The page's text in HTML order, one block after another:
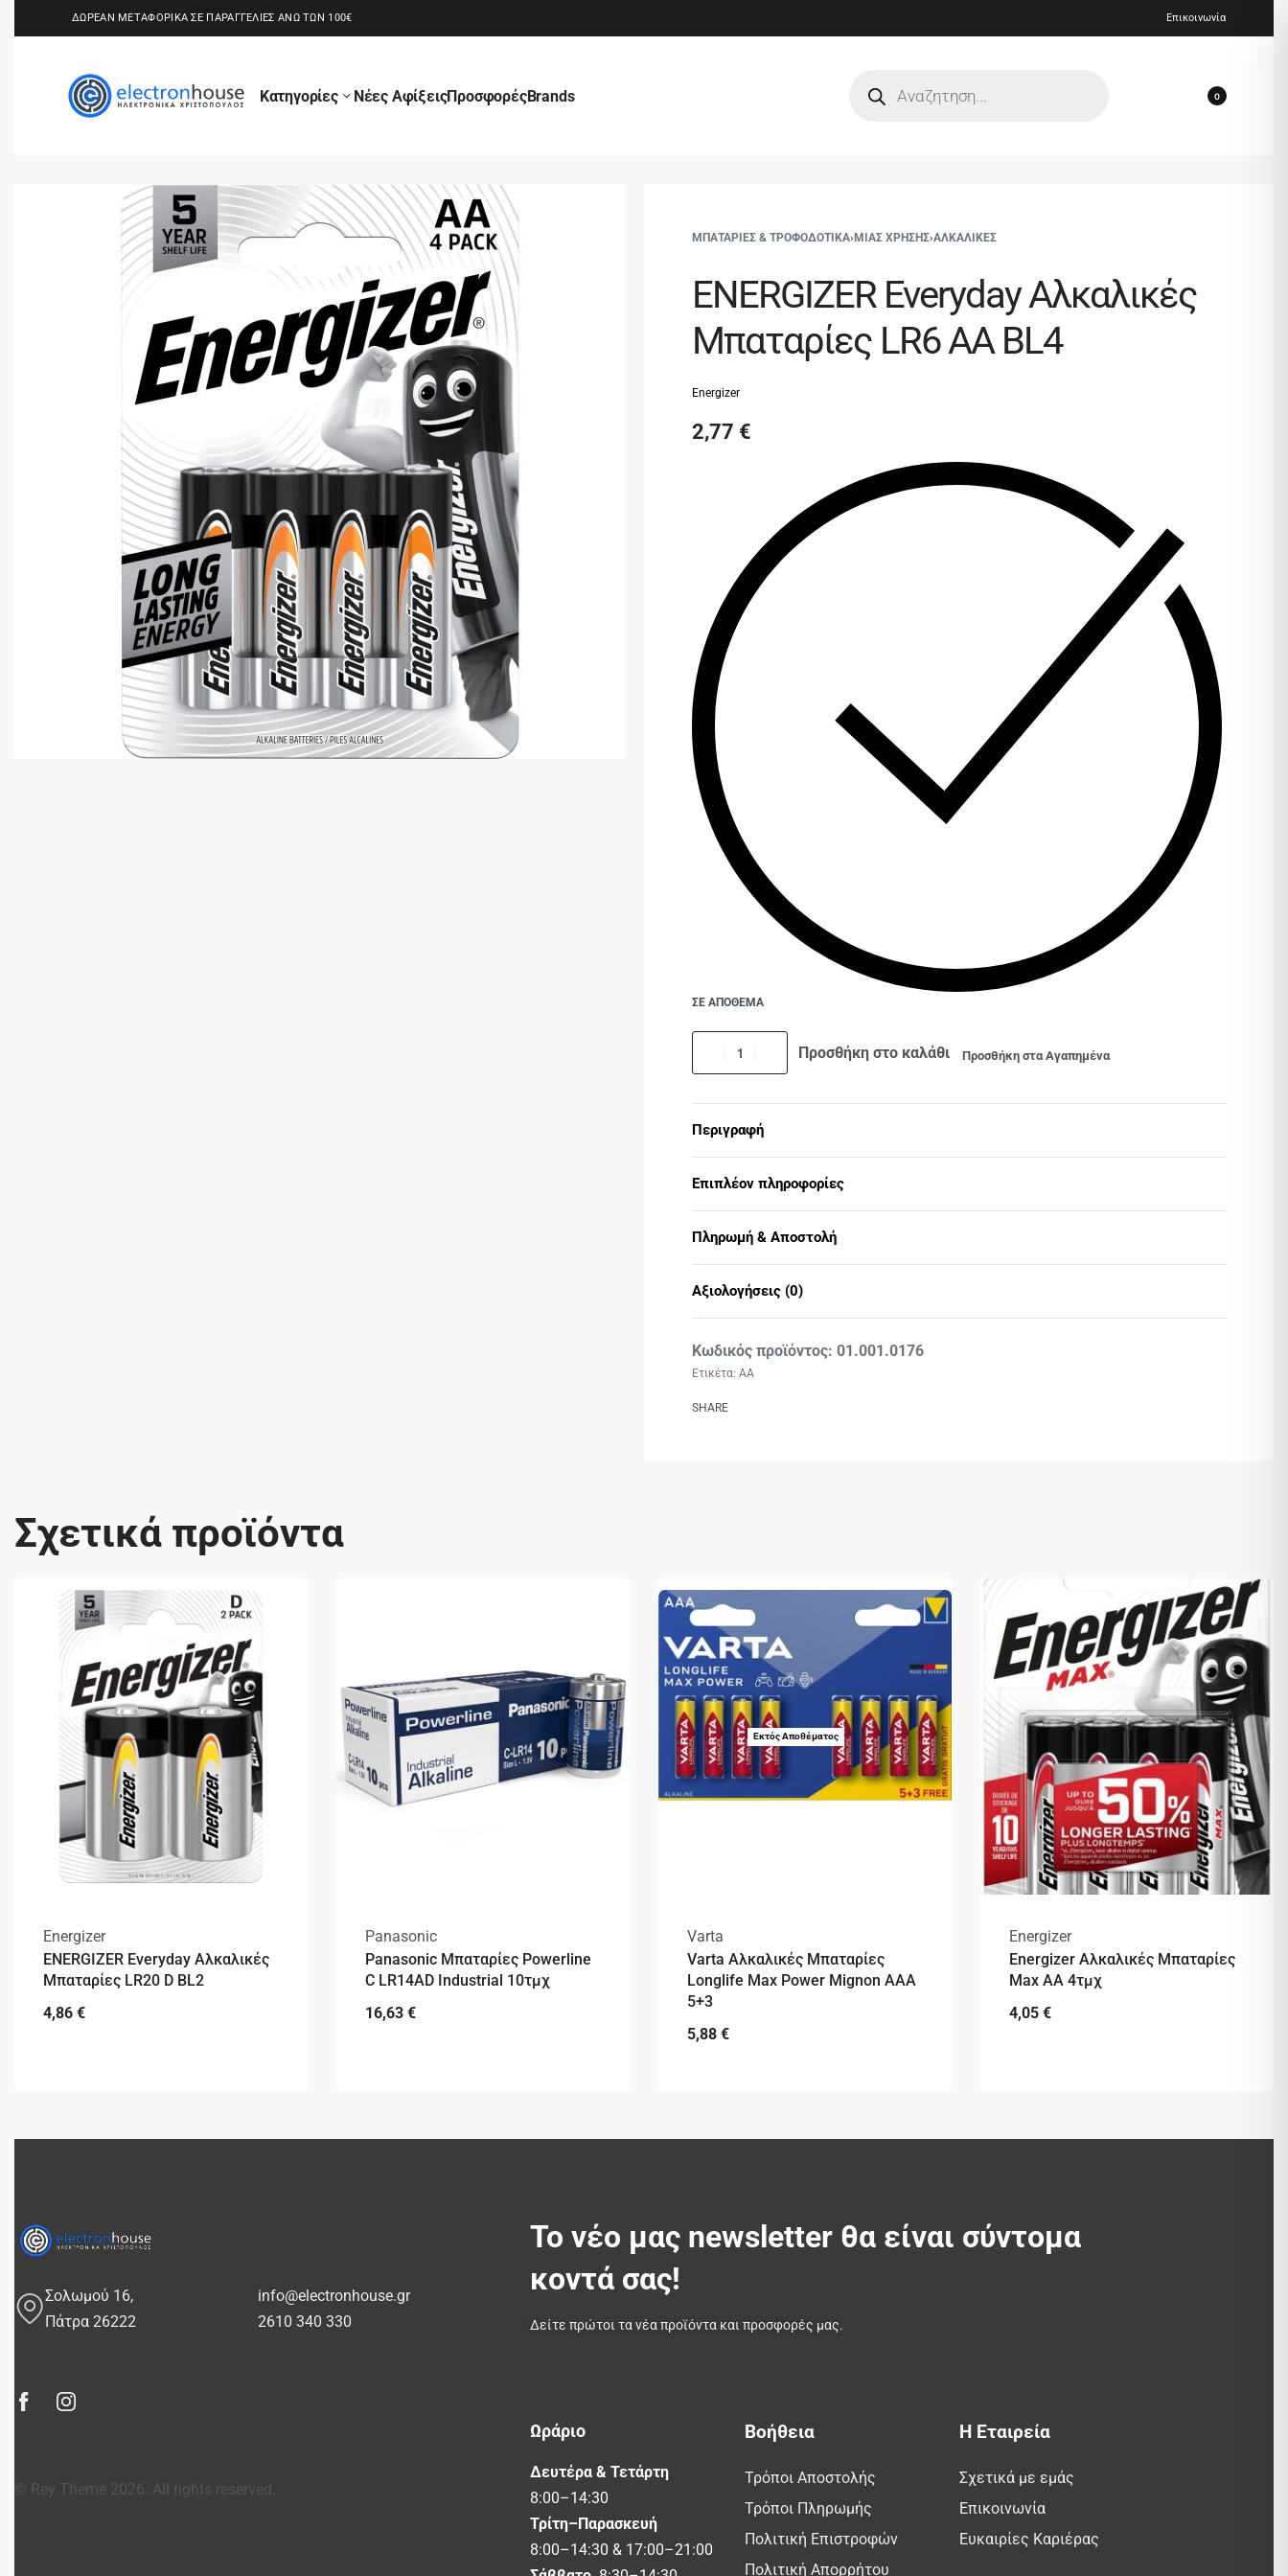
ΔΩΡΕΑΝ ΜΕΤΑΦΟΡΙΚΑ ΣΕ ΠΑΡΑΓΓΕΛΙΕΣ ΑΝΩ ΤΩΝ 100€ Επικοινωνία
Κατηγορίες Νέες ΑφίξειςΠροσφορέςBrands 0
ΜΠΑΤΑΡΙΕΣ & ΤΡΟΦΟΔΟΤΙΚΑ› ΜΙΑΣ ΧΡΗΣΗΣ›ΑΛΚΑΛΙΚΕΣ
ENERGIZER Everyday Αλκαλικές
Μπαταρίες LR6 AA BL4
Energizer
2,77 €
ΣΕ ΑΠΟΘΕΜΑ
Προσθήκη στο καλάθι Προσθήκη στα Αγαπημένα
Περιγραφή
Επιπλέον πληροφορίες
Πληρωμή & Αποστολή
Αξιολογήσεις (0)
01.001.0176
Ετικέτα: AA
SHARE
Σχετικά προϊόντα
Energizer
ENERGIZER Everyday Αλκαλικές
Μπαταρίες LR20 D BL2
4,86 €
Panasonic
Panasonic Μπαταρίες Powerline
C LR14AD Industrial 10τμχ
16,63 €
Εκτός Αποθέματος
Varta
Varta Αλκαλικές Μπαταρίες
Longlife Max Power Mignon AAA
5+3
5,88 €
Energizer
Energizer Αλκαλικές Μπαταρίες
Max AA 4τμχ
4,05 €
Σολωμού 16,
Πάτρα 26222
info@electronhouse.gr
2610 340 330
© Rey Theme 2026. All rights reserved.
Το νέο μας newsletter θα είναι σύντομα
κοντά σας!
Δείτε πρώτοι τα νέα προϊόντα και προσφορές μας.
Ωράριο
Δευτέρα & Τετάρτη
8:00–14:30
Τρίτη–Παρασκευή
8:00–14:30 & 17:00–21:00
Βοήθεια
Τρόποι Αποστολής
Τρόποι Πληρωμής
Πολιτική Επιστροφών
Πολιτική Απορρήτου
Η Εταιρεία
Σχετικά με εμάς
Επικοινωνία
Ευκαιρίες Καριέρας